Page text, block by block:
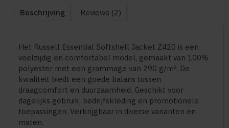
Beschrijving Reviews (2)
Het Russell Essential Softshell Jacket Z420 is een
veelzijdig en comfortabel model, gemaakt van 100%
polyester met een grammage van 290 g/m². De
kwaliteit biedt een goede balans tussen
draagcomfort en duurzaamheid. Geschikt voor
dagelijks gebruik, bedrijfskleding en promotionele
toepassingen. Verkrijgbaar in diverse varianten en
maten.